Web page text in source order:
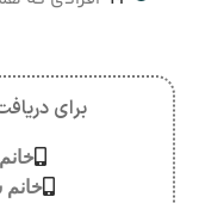
برای
خانم
خانم